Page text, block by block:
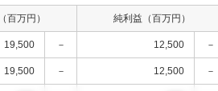
百万円） 純利益（百万円）
19,500 － 12,500 －
19,500 － 12,500 －